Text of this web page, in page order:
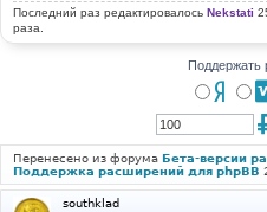
заменить на
Последний раз редактировалось Nekstati
раза.
Поддержать
Перенесено из форума Бета-версии
Поддержка расширений для phpBB
southklad